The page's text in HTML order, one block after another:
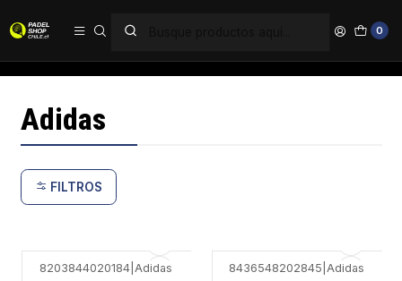
0
Adidas
FILTROS
8203844020184| Adidas 8436548202845 Adidas